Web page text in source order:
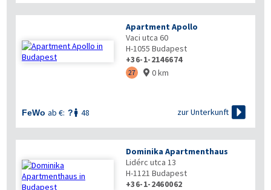
Apartment Apollo
Vaci utca 60
H-1055 Budapest
+36-1-2146674
27  0 km
FeWo ab €: ?  48 zur Unterkunft 
Dominika Apartmenthaus
Lidérc utca 13
H-1121 Budapest
+36-1-2460062